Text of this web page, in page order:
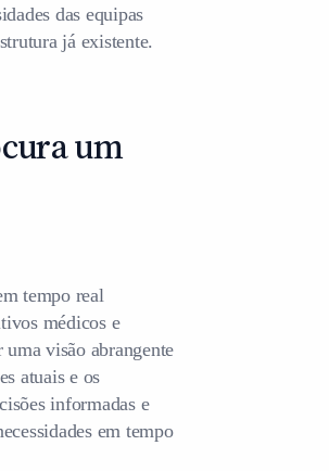
das equipas
já existente.
um
tempo real
médicos e
uma visão abrangente
atuais e os
informadas e
em tempo